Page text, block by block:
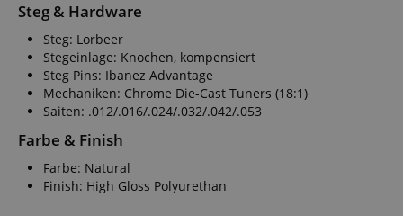
Steg & Hardware
Steg: Lorbeer
Stegeinlage: Knochen, kompensiert
Steg Pins: Ibanez Advantage
Mechaniken: Chrome Die-Cast Tuners (18:1)
Saiten: .012/.016/.024/.032/.042/.053
Farbe & Finish
Farbe: Natural
Finish: High Gloss Polyurethan